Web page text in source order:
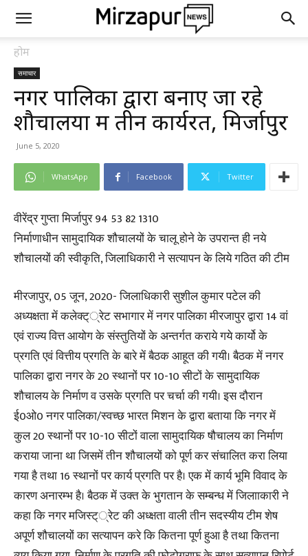
होम
समाचार
नगर पालिका द्वारा बनाए जा रहे
शौचालयों में तीन कार्यरत, मिर्जापुर
June 5, 2020
WhatsApp Facebook Twitter
वीरेंद्र गुप्ता मिर्जापुर 94 53 82 1310
निर्माणाधीन सामुदायिक शौचालयों के चालू होने के उपरान्त ही नये
शौचालयों की स्वीकृति, जिलाधिकारी ने सत्यापन के लिये गठित की टीम
मीरजापुर, 05 जून, 2020- जिलाधिकारी सुशील कुमार पटेल की
अध्यक्षता में कलेक्ट््रेट सभागार में नगर पालिका मीरजापुर द्वारा 14 वां
एवं राज्य वित्त आयोग के संस्तुतियों के अन्तर्गत कराये गये कार्यो के
प्रगति एवं वित्तीय प्रगति के बारे में बैठक आहूत की गयी। बैठक में नगर
पालिका द्वारा नगर के 20 स्थानों पर 10-10 सीटों के सामुदायिक
शौचालय के निर्माण व उसके प्रगति पर चर्चा की गयी। इस दौरान
ई0ओ0 नगर पालिका/स्वच्छ भारत मिशन के द्वारा बताया कि नगर में
कुल 20 स्थानों पर 10-10 सीटों वाला सामुदायिक षौचालय का निर्माण
कराया जाना था जिसमें तीन शौचालयों को पूर्ण कर संचालित करा लिया
गया है तथा 16 स्थानों पर कार्य प्रगति पर है। एक में कार्य भूमि विवाद के
कारण अनारम्भ है। बैठक में उक्त के भुगतान के सम्बन्ध में जिलााकारी ने
कहा कि नगर मजिस्ट््रेट की अध्क्षता वाली तीन सदस्यीय टीम शेष
अपूर्ण शौचालयों का सत्यापन करे कि कितना पूर्ण हुआ है तथा कितना